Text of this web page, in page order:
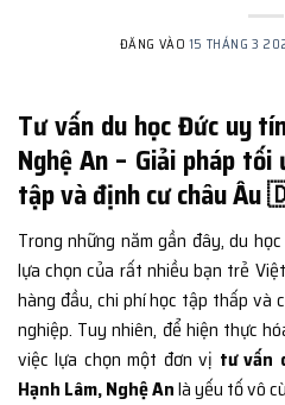
ĐĂNG VÀO 15 THÁNG 3
Tư vấn du học Đức uy
Nghệ An – Giải pháp
tập và định cư châu
Trong những năm gần đây, du
lựa chọn của rất nhiều bạn trẻ
hàng đầu, chi phí học tập thấp và
nghiệp. Tuy nhiên, để hiện thực
việc lựa chọn một đơn vị tư vấn
Hạnh Lâm, Nghệ Anlà yếu tố vô